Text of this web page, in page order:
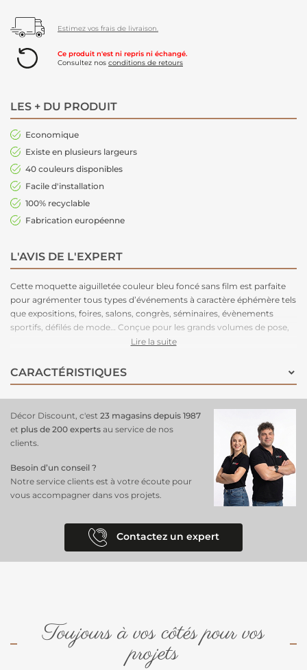
Estimez vos frais de livraison.
Ce produit n'est ni repris ni échangé.
Consultez nos conditions de retours
LES + DU PRODUIT
Economique
Existe en plusieurs largeurs
40 couleurs disponibles
Facile d'installation
100% recyclable
Fabrication européenne
L'AVIS DE L'EXPERT
Cette moquette aiguilletée couleur bleu foncé sans film est parfaite
pour agrémenter tous types d’événements à caractère éphémère tels
que expositions, foires, salons, congrès, séminaires, évènements
sportifs, défilés de mode… Conçue pour les grands volumes de pose,
cette moquette est légère à manipuler, facile à couper, rapide à poser
moquette peut être posée en bord à bord ou en superposé. Parce
que le respect de l’environnement est la priorité de notre fabriquant
permettant un recyclage total après l’événement.
Lire la suite
CARACTÉRISTIQUES
Décor Discount, c'est 23 magasins depuis 1987
et plus de 200 experts au service de nos
clients.
Besoin d’un conseil ?
Notre service clients est à votre écoute pour
vous accompagner dans vos projets.
Contactez un expert
Toujours à vos côtés pour vos
projets